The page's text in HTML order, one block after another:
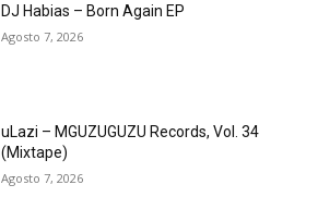
DJ Habias – Born Again EP
Agosto 7, 2026
uLazi – MGUZUGUZU Records, Vol. 34
(Mixtape)
Agosto 7, 2026